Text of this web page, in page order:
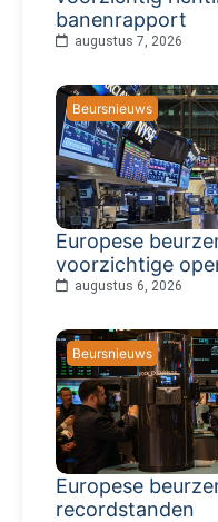
banenrapport
augustus 7, 2026
Beursnieuws
Europese
voorzichtige
augustus 6, 2026
Beursnieuws
Europese
recordstanden